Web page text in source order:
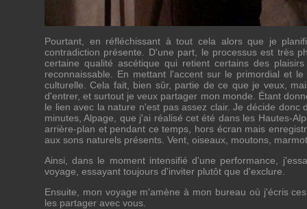
Pourtant, en réfléchissant à tout cela alors que je
contradiction présente. D'une part, le processus est très
certaine qualité ascétique qui retient certains des
reconnaissable. En mettant l'accent sur le primordial et
culturelle. Cela fait, bien sûr, partie de ce que je veux,
d'entrer, et surtout je veux partager mon monde. Étant
le lien avec la nature n'est pas assez clair. Je décide
minutes, Alpage, que j'ai réalisé cet été dans les Hautes-
arrière-plan et pendant ce temps, hors écran mais
aux sons naturels présents. Vent, oiseaux, moutons,
Ainsi, dans le moment intensifié d'une performance,
voyage, essayant toujours d'inviter plutôt que d'exclure.
Ensuite, mon voyage m'amène à mon bureau où j'écris
les partager avec vous.